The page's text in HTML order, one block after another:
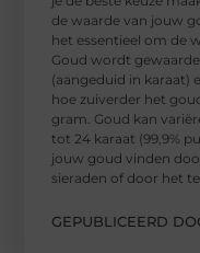
de waarde van jouw
het essentieel om de
Goud wordt
(aangeduid in karaat)
hoe zuiverder het
gram. Goud kan
tot 24 karaat (99,9%
jouw goud vinden
sieraden of door het
GEPUBLICEERD